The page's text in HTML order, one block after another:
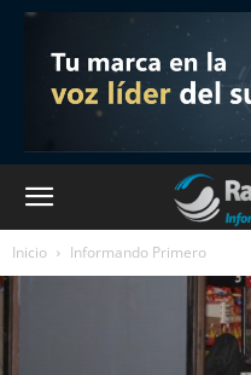
Inicio Informando Primero